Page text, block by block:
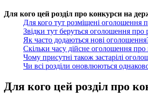
Для кого цей розділ про конкурси на
Для кого тут розміщені оголошення
Звідки тут беруться оголошення про
Як часто додаються нові
Скільки часу дійсне оголошення про
Чому присутні також застарілі
Чи всі розділи оновлюються
Для кого цей розділ про